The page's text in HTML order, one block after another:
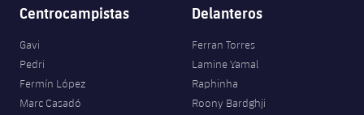
Centrocampistas
Gavi
Pedri
Fermín López
Marc Casadó
Delanteros
Ferran Torres
Lamine Yamal
Raphinha
Roony Bardghji